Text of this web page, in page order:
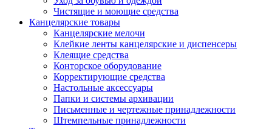
Чистящие и моющие средства
Канцелярские товары
Канцелярские мелочи
Клейкие ленты канцелярские и диспенсеры
Клеящие средства
Конторское оборудование
Корректирующие средства
Настольные аксессуары
Папки и системы архивации
Письменные и чертежные принадлежности
Штемпельные принадлежности